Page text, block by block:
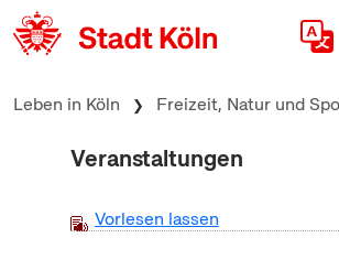
zum Inhalt springen
Leben in Köln Freizeit, Natur und
Veranstaltungen
Vorlesen lassen